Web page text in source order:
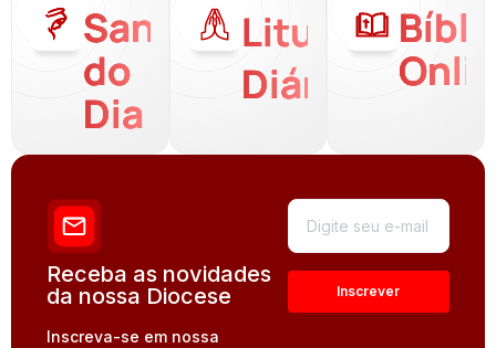
Santo
do
Dia
Liturgia
Diária
Receba as novidades
da nossa Diocese
Inscreva-se em nossa